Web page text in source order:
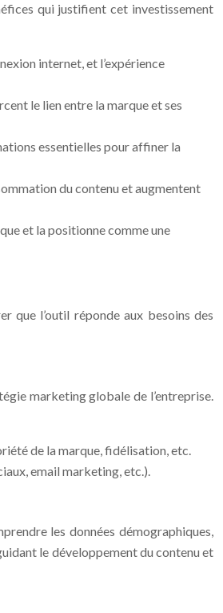
qui justifient cet investissement
internet, et l’expérience
le lien entre la marque et ses
essentielles pour affiner la
du contenu et augmentent
et la positionne comme une
que l’outil réponde aux besoins des
marketing globale de l’entreprise.
de la marque, fidélisation, etc.
email marketing, etc.).
les données démographiques,
le développement du contenu et